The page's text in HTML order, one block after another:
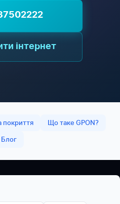
інтернет
покриття Що таке GPON?
Блог